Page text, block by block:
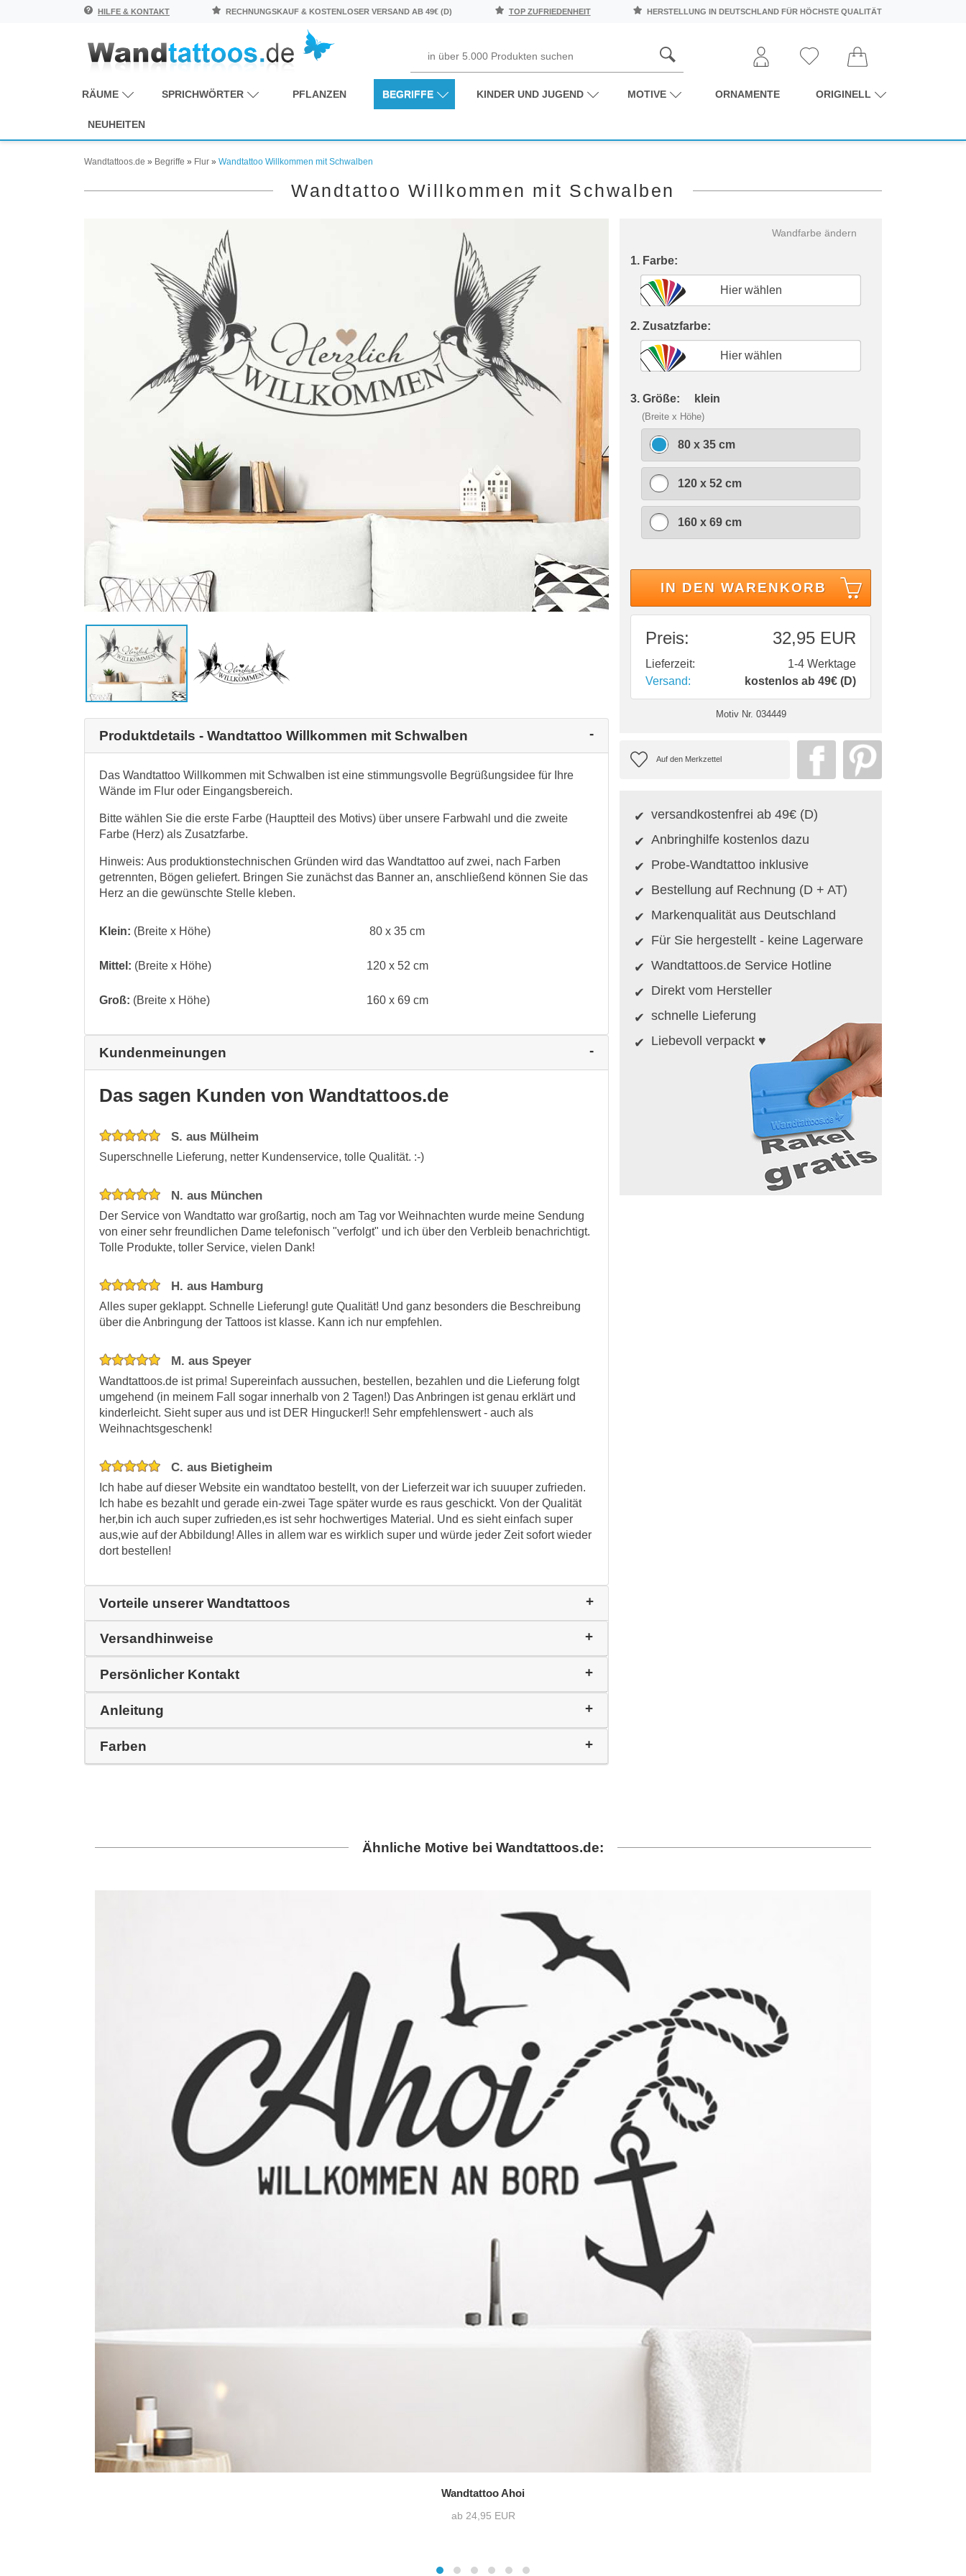
HILFE & KONTAKT RECHNUNGSKAUF & KOSTENLOSER VERSAND AB 49€ (D) TOP ZUFRIEDENHEIT HERSTELLUNG IN DEUTSCHLAND FÜR HÖCHSTE QUALITÄT
RÄUME SPRICHWÖRTER PFLANZEN BEGRIFFE KINDER UND JUGEND MOTIVE ORNAMENTE ORIGINELL
NEUHEITEN
Wandtattoos.de » Begriffe » Flur » Wandtattoo Willkommen mit Schwalben
Wandtattoo Willkommen mit Schwalben
Produktdetails - Wandtattoo Willkommen mit Schwalben
Das Wandtattoo Willkommen mit Schwalben ist eine stimmungsvolle Begrüßungsidee für Ihre
Wände im Flur oder Eingangsbereich.
Bitte wählen Sie die erste Farbe (Hauptteil des Motivs) über unsere Farbwahl und die zweite
Farbe (Herz) als Zusatzfarbe.
Hinweis: Aus produktionstechnischen Gründen wird das Wandtattoo auf zwei, nach Farben
getrennten, Bögen geliefert. Bringen Sie zunächst das Banner an, anschließend können Sie das
Herz an die gewünschte Stelle kleben.
Klein: (Breite x Höhe) 80 x 35 cm
Mittel: (Breite x Höhe) 120 x 52 cm
Groß: (Breite x Höhe) 160 x 69 cm
Kundenmeinungen
Das sagen Kunden von Wandtattoos.de
S. aus Mülheim
Superschnelle Lieferung, netter Kundenservice, tolle Qualität. :-)
N. aus München
Der Service von Wandtatto war großartig, noch am Tag vor Weihnachten wurde meine Sendung
von einer sehr freundlichen Dame telefonisch "verfolgt" und ich über den Verbleib benachrichtigt.
Tolle Produkte, toller Service, vielen Dank!
H. aus Hamburg
Alles super geklappt. Schnelle Lieferung! gute Qualität! Und ganz besonders die Beschreibung
über die Anbringung der Tattoos ist klasse. Kann ich nur empfehlen.
M. aus Speyer
Wandtattoos.de ist prima! Supereinfach aussuchen, bestellen, bezahlen und die Lieferung folgt
umgehend (in meinem Fall sogar innerhalb von 2 Tagen!) Das Anbringen ist genau erklärt und
kinderleicht. Sieht super aus und ist DER Hingucker!! Sehr empfehlenswert - auch als
Weihnachtsgeschenk!
C. aus Bietigheim
Ich habe auf dieser Website ein wandtatoo bestellt, von der Lieferzeit war ich suuuper zufrieden.
Ich habe es bezahlt und gerade ein-zwei Tage später wurde es raus geschickt. Von der Qualität
her,bin ich auch super zufrieden,es ist sehr hochwertiges Material. Und es sieht einfach super
aus,wie auf der Abbildung! Alles in allem war es wirklich super und würde jeder Zeit sofort wieder
dort bestellen!
Vorteile unserer Wandtattoos
Versandhinweise
Persönlicher Kontakt
Anleitung
Farben
Wandfarbe ändern
1. Farbe:
Hier wählen
2. Zusatzfarbe:
Hier wählen
3. Größe: klein
(Breite x Höhe)
80 x 35 cm
120 x 52 cm
160 x 69 cm
IN DEN WARENKORB
Preis: 32,95 EUR
Lieferzeit:
1-4 Werktage
Versand:
kostenlos ab 49€ (D)
Motiv Nr. 034449
versandkostenfrei ab 49€ (D)
Anbringhilfe kostenlos dazu
Probe-Wandtattoo inklusive
Bestellung auf Rechnung (D + AT)
Markenqualität aus Deutschland
Für Sie hergestellt - keine Lagerware
Wandtattoos.de Service Hotline
Direkt vom Hersteller
schnelle Lieferung
Liebevoll verpackt ♥
Ähnliche Motive bei Wandtattoos.de:
Wandtattoo Ahoi
ab 24,95 EUR